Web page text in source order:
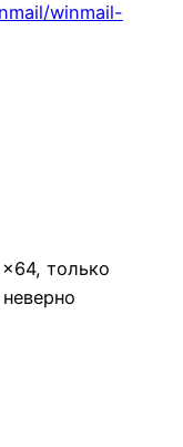
winmail-
только